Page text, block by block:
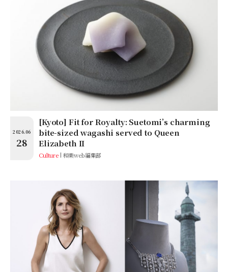
2026.06
28
[Kyoto] Fit for Royalty: Suetomi’s charming
bite-sized wagashi served to Queen
Elizabeth II
Culture 和樂web編集部